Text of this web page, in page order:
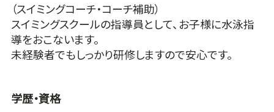
（スイミングコーチ・コーチ補助）
スイミングスクールの指導員として、お子様に水泳指
導をおこないます。
未経験者でもしっかり研修しますので安心です。
学歴・資格